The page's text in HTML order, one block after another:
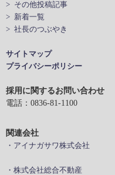
> その他投稿記事
> 新着一覧
> 社長のつぶやき
サイトマップ
プライバシーポリシー
採用に関するお問い合わせ
電話：0836-81-1100
関連会社
・アイナガサワ株式会社
・株式会社総合不動産